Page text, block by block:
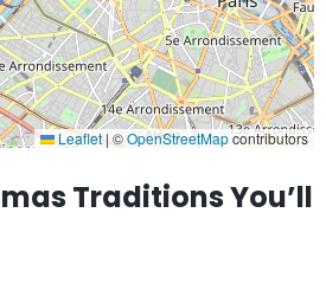
Leaflet|©OpenStreetMapcontributors
Traditions You’ll